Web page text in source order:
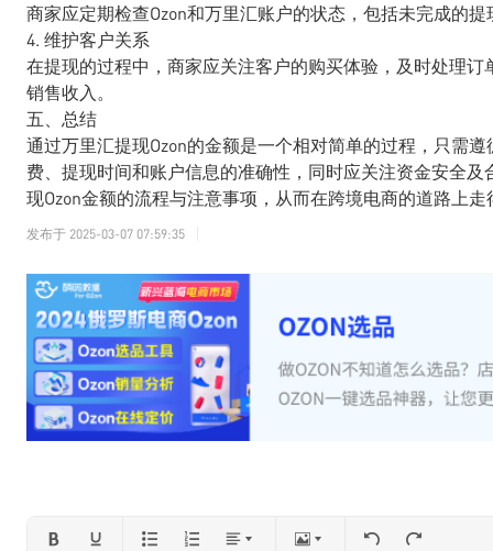
商家应定期检查Ozon和万里汇账户的状态，包括未完成的
4. 维护客户关系
在提现的过程中，商家应关注客户的购买体验，及时处理
销售收入。
五、总结
通过万里汇提现Ozon的金额是一个相对简单的过程，只需
费、提现时间和账户信息的准确性，同时应关注资金安全
现Ozon金额的流程与注意事项，从而在跨境电商的道路上
发布于 2025-03-07 07:59:35